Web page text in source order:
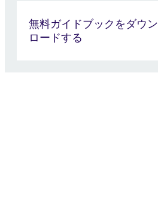
無料ガイドブックをダウン
ロードする